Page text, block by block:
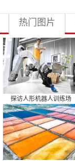
热门图片
探访人形机器人训练场